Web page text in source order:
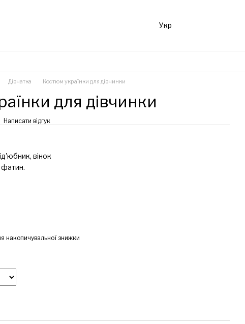
Укр
Дівчатка Костюм українки для дівчинки
для дівчинки
Написати відгук
вінок
фатин.
накопичувальної знижки